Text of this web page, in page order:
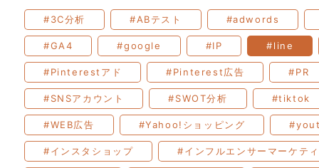
#3C分析 #ABテスト #adwords
#GA4 #google #IP #line
#Pinterestアド #Pinterest広告 #PR
#SNSアカウント #SWOT分析 #tiktok
#WEB広告 #Yahoo!ショッピング
#インスタショップ #インフルエンサーマーケテ